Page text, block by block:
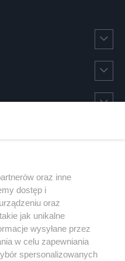
oraz inne
dostęp i
oraz
jak unikalne
wysyłane przez
w celu zapewniania
spersonalizowanych